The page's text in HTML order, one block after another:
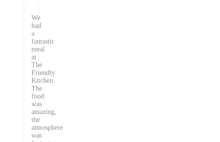
We
had
a
fantastic
meal
at
The
Friendly
Kitchen.
The
food
was
amazing,
the
atmosphere
was